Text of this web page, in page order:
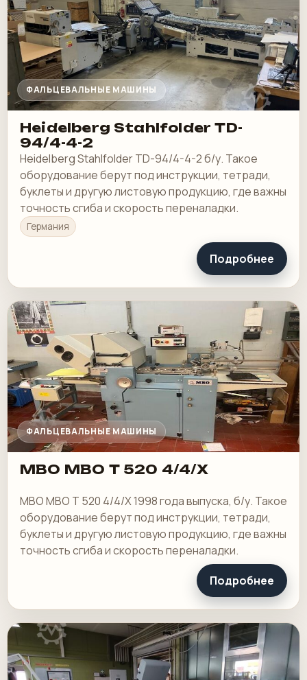
ФАЛЬЦЕВАЛЬНЫЕ МАШИНЫ
Heidelberg Stahlfolder TD-
94/4-4-2
Heidelberg Stahlfolder TD-94/4-4-2 б/у. Такое
оборудование берут под инструкции, тетради,
буклеты и другую листовую продукцию, где важны
точность сгиба и скорость переналадки.
Германия
Подробнее
ФАЛЬЦЕВАЛЬНЫЕ МАШИНЫ
MBO MBO T 520 4/4/X
MBO MBO T 520 4/4/X 1998 года выпуска, б/у. Такое
оборудование берут под инструкции, тетради,
буклеты и другую листовую продукцию, где важны
точность сгиба и скорость переналадки.
Подробнее